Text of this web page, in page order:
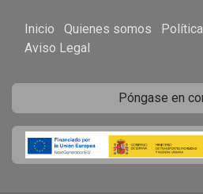
Inicio Quienes somos
Aviso Legal
Póngase en